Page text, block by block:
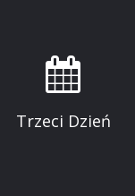
Trzeci Dzień